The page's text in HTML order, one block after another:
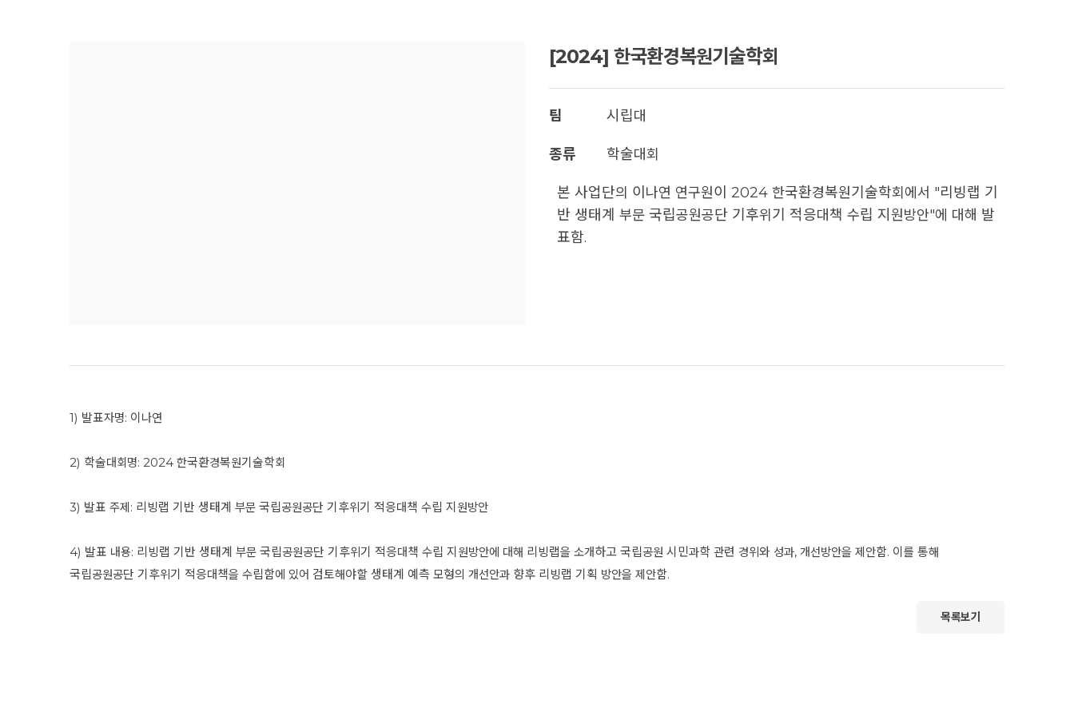
[2024] 한국환경복원기술학회
팀 시립대
종류 학술대회
본 사업단의 이나연 연구원이 2024 한국환경복원기술학회에서 "리빙랩 기
반 생태계 부문 국립공원공단 기후위기 적응대책 수립 지원방안"에 대해 발
표함.
1) 발표자명: 이나연
2) 학술대회명: 2024 한국환경복원기술학회
3) 발표 주제: 리빙랩 기반 생태계 부문 국립공원공단 기후위기 적응대책 수립 지원방안
4) 발표 내용: 리빙랩 기반 생태계 부문 국립공원공단 기후위기 적응대책 수립 지원방안에 대해 리빙랩을 소개하고 국립공원 시민과학 관련 경위와 성과, 개선방안을 제안함. 이를 통해
국립공원공단 기후위기 적응대책을 수립함에 있어 검토해야할 생태계 예측 모형의 개선안과 향후 리빙랩 기획 방안을 제안함.
목록보기